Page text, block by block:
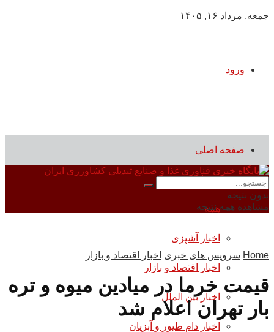
جمعه, مرداد ۱۶, ۱۴۰۵
ورود
صفحه اصلی
سرویس های خبری
همه
اخبار آشپزی
اخبار اقتصاد و بازار
اخبار بین الملل
اخبار دام طیور و آبزیان
بدون نتیجه
مشاهده همه نتیجه
Home سرویس های خبری اخبار اقتصاد و بازار
قیمت خرما در میادین میوه و تره
بار تهران اعلام شد